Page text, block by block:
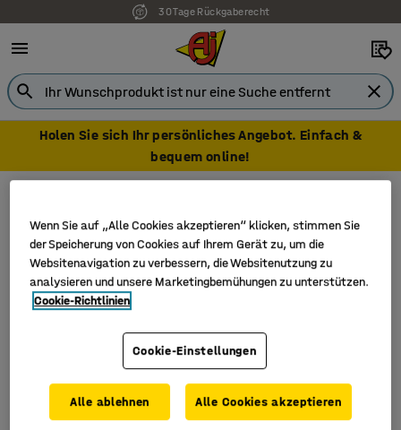
30 Tage Rückgaberecht
Holen Sie sich Ihr persönliches Angebot. Einfach &
bequem online!
Filter
Wenn Sie auf „Alle Cookies akzeptieren“ klicken, stimmen Sie
der Speicherung von Cookies auf Ihrem Gerät zu, um die
Websitenavigation zu verbessern, die Websitenutzung zu
analysieren und unsere Marketingbemühungen zu unterstützen.
Cookie-Richtlinien
Cookie-Einstellungen
Alle ablehnen Alle Cookies akzeptieren